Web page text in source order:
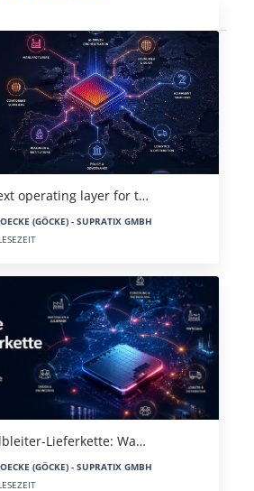
operating layer for t…
(GÖCKE) - SUPRATIX GMBH
Lieferkette: Wa…
(GÖCKE) - SUPRATIX GMBH